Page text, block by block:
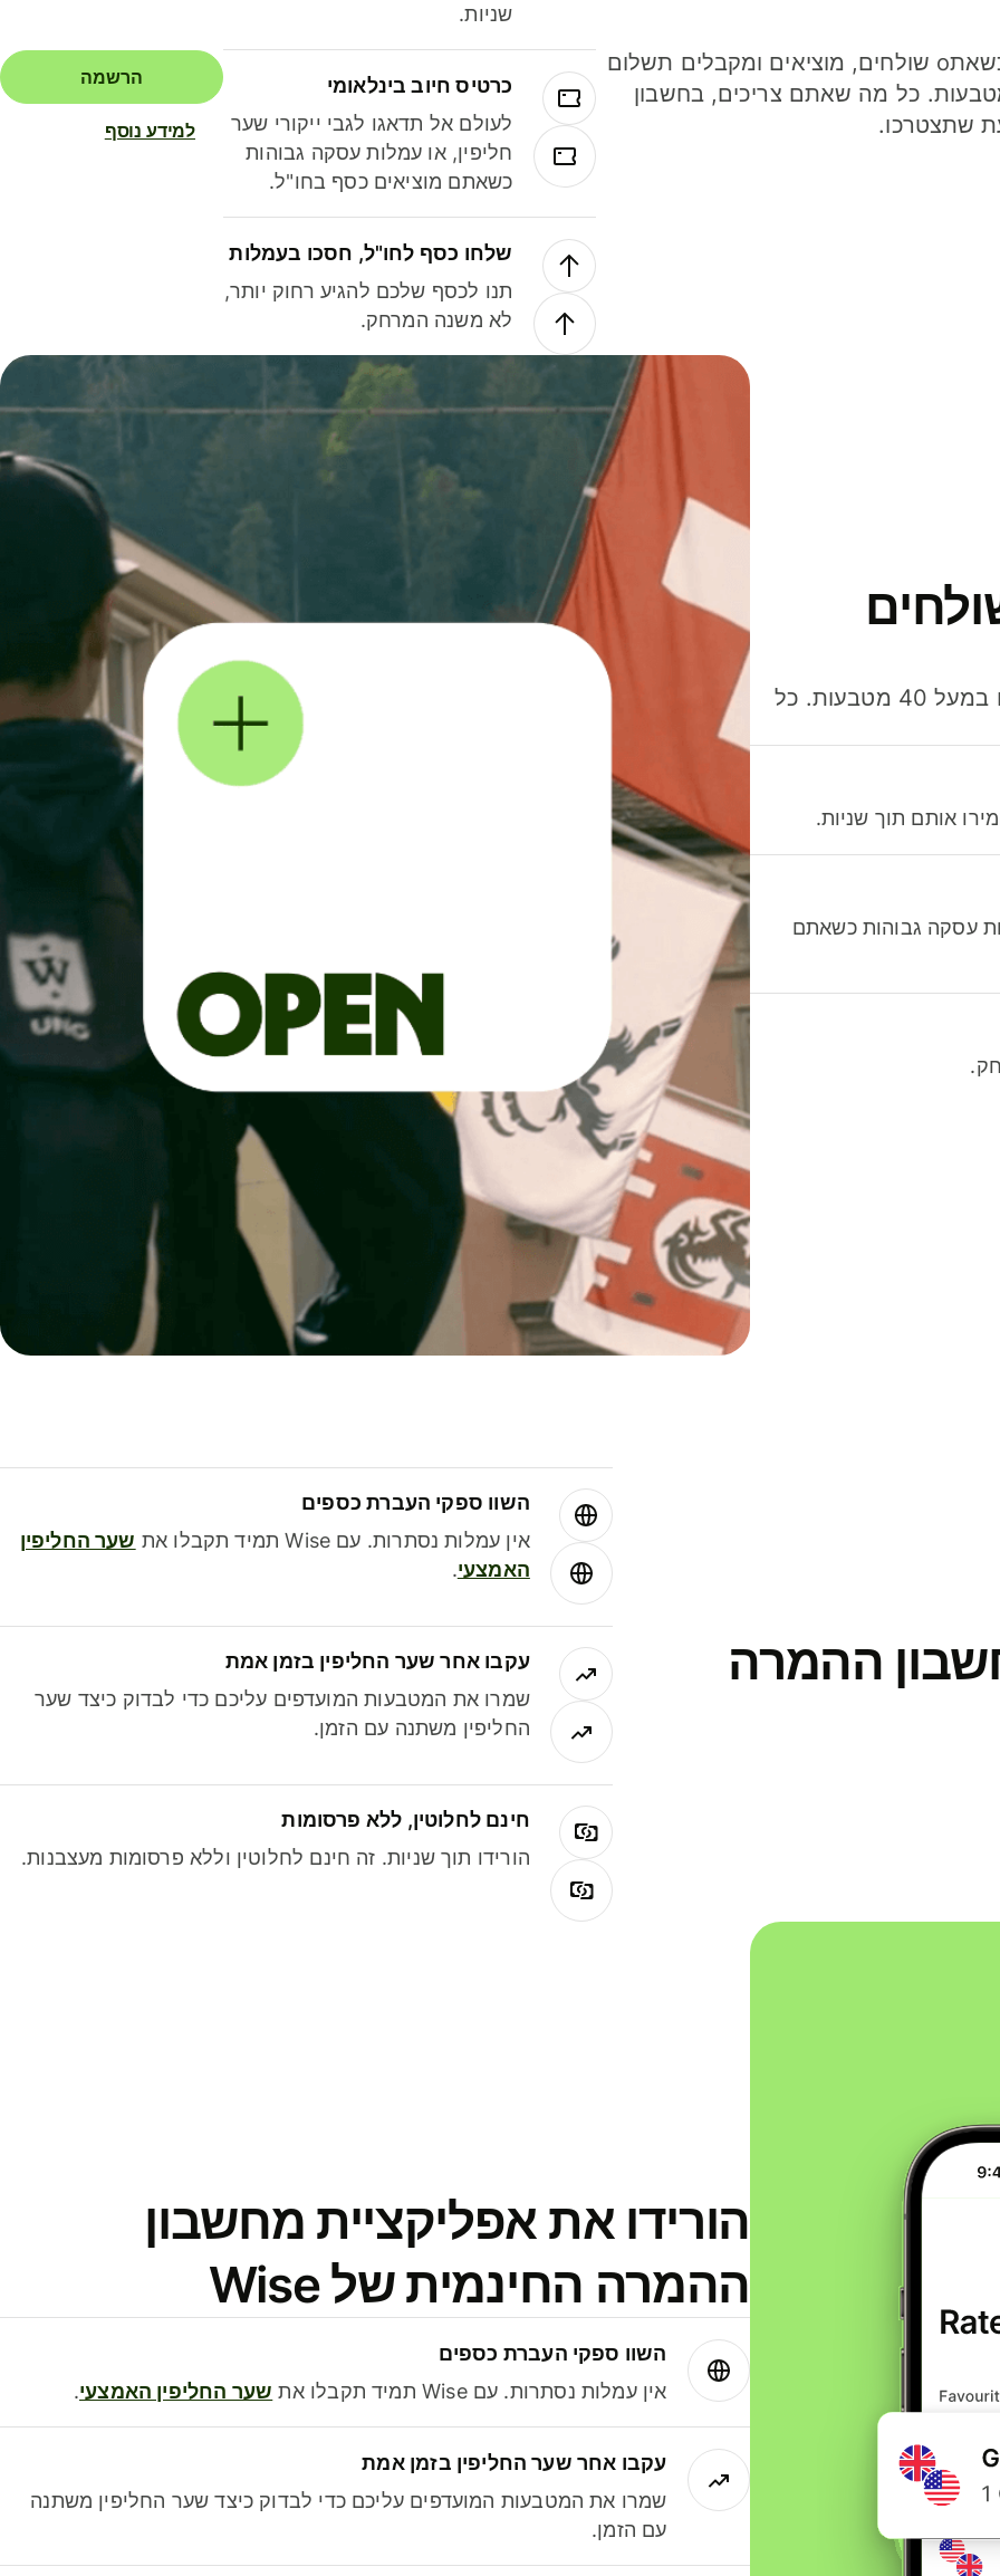
חסכו כסף כשאתo שולחים, מוציאים ומקבלים תשלום
40 מטבעות. כל מה שאתם צריכים, בחשבון
שתצטרכו.
שניות.
כרטיס חיוב בינלאומי
לעולם אל תדאגו לגבי ייקורי שער
חליפין, או עמלות עסקה גבוהות
כשאתם מוציאים כסף בחו"ל.
שלחו כסף לחו"ל, חסכו בעמלות
תנו לכסף שלכם להגיע רחוק יותר,
לא משנה המרחק.
הרשמה
למידע נוסף
חסכו כסף כשאתo שולחים, מוציאים ומקבלים תשלום במעל 40 מטבעות. כל
אותם תוך שניות.
עסקה גבוהות כשאתם
ההמרה
השוו ספקי העברת כספים
אין עמלות נסתרות. עם Wise תמיד תקבלו את
שער החליפין
האמצעי.
עקבו אחר שער החליפין בזמן אמת
שמרו את המטבעות המועדפים עליכם כדי לבדוק כיצד שער
החליפין משתנה עם הזמן.
חינם לחלוטין, ללא פרסומות
הורידו תוך שניות. זה חינם לחלוטין וללא פרסומות מעצבנות.
הורידו את אפליקציית מחשבון
ההמרה החינמית של Wise
השוו ספקי העברת כספים
אין עמלות נסתרות. עם Wise תמיד תקבלו את
שער החליפין האמצעי.
עקבו אחר שער החליפין בזמן אמת
שמרו את המטבעות המועדפים עליכם כדי לבדוק כיצד שער החליפין משתנה
עם הזמן.